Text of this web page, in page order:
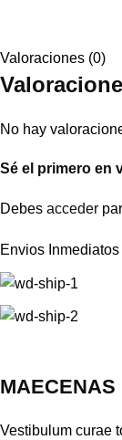
Valoraciones (0)
No hay
Sé el primero en
Debes acceder
Envios Inmediatos
MAECENAS
Vestibulum curae